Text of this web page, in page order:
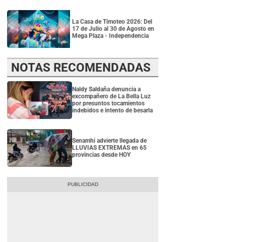
La Casa de Timoteo 2026: Del
17 de Julio al 30 de Agosto en
Mega Plaza - Independencia
NOTAS RECOMENDADAS
Naldy Saldaña denuncia a
excompañero de La Bella Luz
por presuntos tocamientos
indebidos e intento de besarla
Senamhi advierte llegada de
LLUVIAS EXTREMAS en 65
provincias desde HOY